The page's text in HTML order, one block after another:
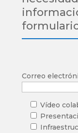
Correo
Vídeo